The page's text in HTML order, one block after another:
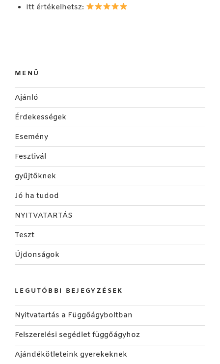
Itt értékelhetsz:
MENÜ
Ajánló
Érdekességek
Esemény
Fesztivál
gyűjtőknek
Jó ha tudod
NYITVATARTÁS
Teszt
Újdonságok
LEGUTÓBBI BEJEGYZÉSEK
Nyitvatartás a Függőágyboltban
Felszerelési segédlet függőágyhoz
Ajándékötleteink gyerekeknek